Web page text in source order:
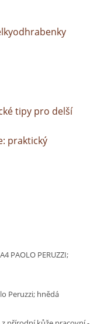
tipy pro delší
praktický
PAOLO PERUZZI;
Peruzzi; hnědá